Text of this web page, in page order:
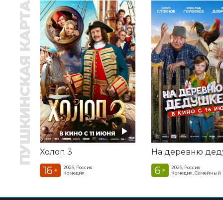
ПУШКИНСКАЯ КАРТА Холоп 3
16 +
2026, Россия
Комедия
6 +
2026, Россия
Комедия, Семейный